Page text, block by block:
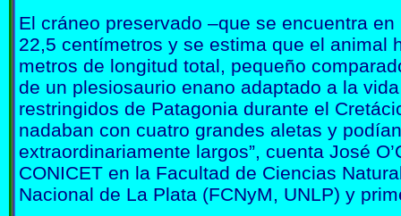
El cráneo preservado –que se encuentra
22,5 centímetros y se estima que el animal
metros de longitud total, pequeño
de un plesiosaurio enano adaptado a la
restringidos de Patagonia durante el
nadaban con cuatro grandes aletas y
extraordinariamente largos”, cuenta José
CONICET en la Facultad de Ciencias
Nacional de La Plata (FCNyM, UNLP) y